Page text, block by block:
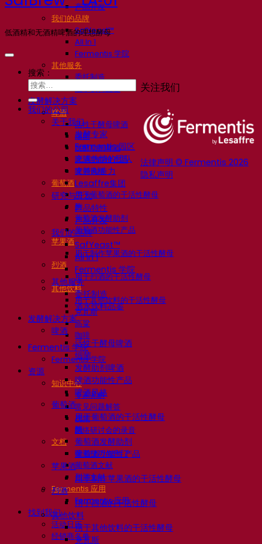
产品开发
我们的品牌
SafYeast™
All In 1
Fermentis 学院
其他服务
委托制造
酒水饮料品鉴
发酵解决方案
啤酒
活性干酵母啤酒
细菌
发酵助剂啤酒
啤酒功能性产品
啤酒风格
葡萄酒
用于葡萄酒的干活性酵母
酶
葡萄酒发酵助剂
葡萄酒功能性产品
苹果酒
用于制作苹果酒的干活性酵母
烈酒
用于烈酒的干活性酵母
其他饮料
用于其他饮料的干活性酵母
克瓦斯
高粱
咖啡
Fermentis 学院
Fermentis 学院
资源
知识中心
专家见解
常见问题解答
视频
网络研讨会的录音
文档
啤酒技巧与窍门
葡萄酒文献
烈酒文献
Fermentis 应用
Fermentis 应用
找到我们
活动日历
经销商名单
低酒精和无酒精啤酒的理想酵母
关注我们
法律声明 © Fermentis 2026
隐私声明
搜索：
我们的公司
关于我们
发酵专家
Fermentis 园区
充满热情的团队
支持创造力
Lesaffre集团
研究与开发
产品特性
产品开发
我们的品牌
SafYeast™
All In 1
Fermentis 学院
其他服务
委托制造
酒水饮料品鉴
发酵解决方案
啤酒
活性干酵母啤酒
细菌
发酵助剂啤酒
啤酒功能性产品
啤酒风格
葡萄酒
用于葡萄酒的干活性酵母
酶
葡萄酒发酵助剂
葡萄酒功能性产品
苹果酒
用于制作苹果酒的干活性酵母
烈酒
用于烈酒的干活性酵母
其他饮料
用于其他饮料的干活性酵母
克瓦斯